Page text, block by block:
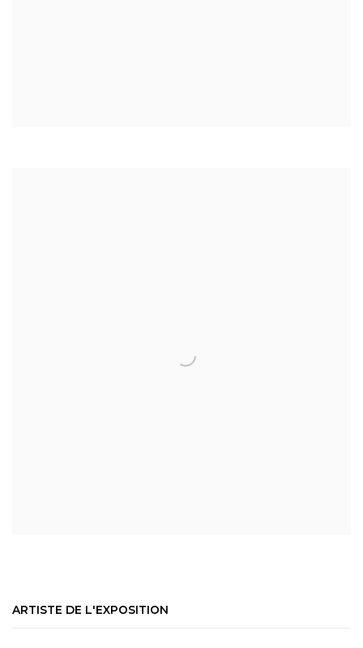
ARTISTE DE L'EXPOSITION